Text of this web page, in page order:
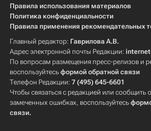
Правила использования материалов
Политика конфиденциальности
Правила применения рекомендательных
Главный редактор: Гаврилова А.В.
Адрес электронной почты Редакции:
По вопросам размещения пресс-релизов и
воспользуйтесьформой обратной связи
Телефон Редакции: 7 (495) 645-6601
Чтобы связаться с редакцией или сообщить
замеченных ошибках, воспользуйтесь
связи.